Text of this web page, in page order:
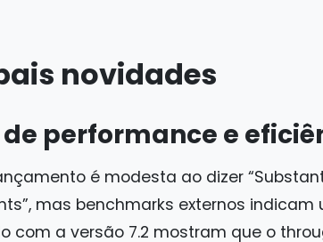
novidades
de performance e
é modesta ao dizer
mas benchmarks externos indicam
com a versão 7.2 mostram que o